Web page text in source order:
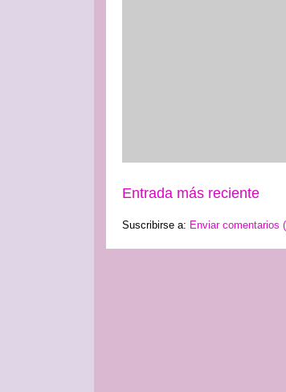
Entrada más reciente
Suscribirse a: Enviar comentarios